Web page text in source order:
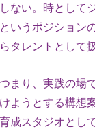
ない。時として
いうポジション
タレントとして
まり、実践の場
ようとする構想
成スタジオとし